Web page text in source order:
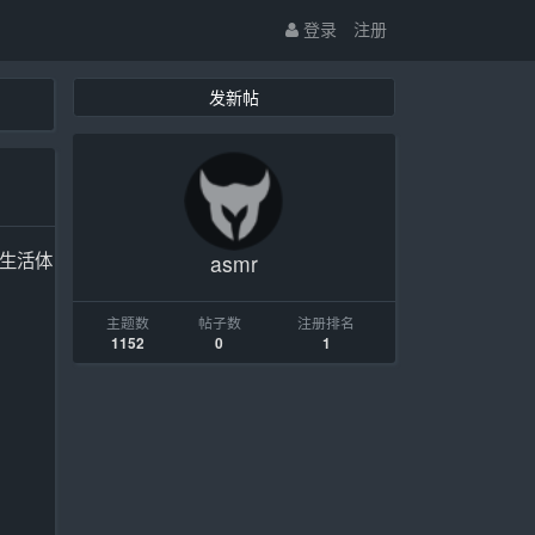
登录 注册
活体
发新帖
asmr
主题数
1152
帖子数
0
注册排名
1